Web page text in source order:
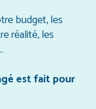
budget, les
réalité, les
est fait pour